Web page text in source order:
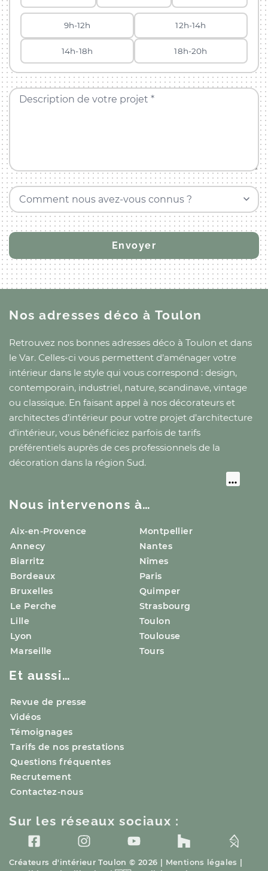
9h-12h 12h-14h
14h-18h 18h-20h
Description de votre projet *
Comment nous avez-vous connus ?
Nos adresses décoà Toulon
Retrouvez nos bonnes adresses déco à Toulon et dans
le Var. Celles-ci vous permettent d’aménager votre
intérieur dans le style qui vous correspond : design,
contemporain, industriel, nature, scandinave, vintage
ou classique. En faisant appel à nos décorateurs et
architectes d’intérieur pour votre projet d’architecture
d’intérieur, vous bénéficiez parfois de tarifs
préférentiels auprès de ces professionnels de la
décoration dans la région Sud.
Nous intervenons à…
Aix-en-Provence
Annecy
Biarritz
Bordeaux
Bruxelles
Le Perche
Lille
Lyon
Marseille
Montpellier
Nantes
Nîmes
Paris
Quimper
Strasbourg
Toulon
Toulouse
Tours
Et aussi…
Revue de presse
Vidéos
Témoignages
Tarifs de nos prestations
Questions fréquentes
Recrutement
Contactez-nous
Créateurs d'intérieurToulon © 2026 | Mentions légales
Sur les réseaux sociaux :